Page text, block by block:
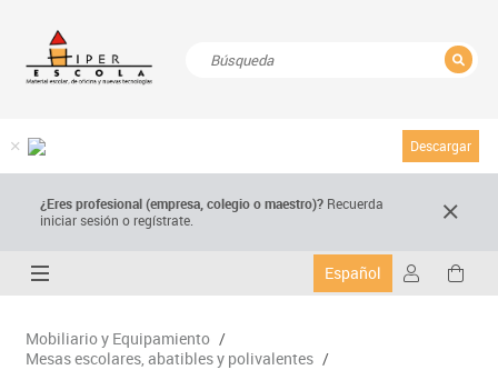
Descargar
¿Eres profesional (empresa, colegio o maestro)? Recuerda
iniciar sesión o regístrate.
Español
Mobiliario y Equipamiento /
Mesas escolares, abatibles y polivalentes /